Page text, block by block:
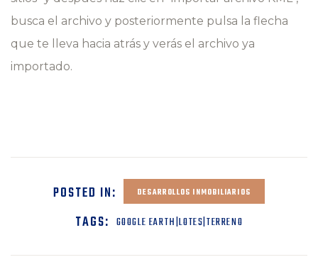
busca el archivo y posteriormente pulsa la flecha
que te lleva hacia atrás y verás el archivo ya
importado.
POSTED IN: DESARROLLOS INMOBILIARIOS
TAGS: GOOGLE EARTH|LOTES|TERRENO